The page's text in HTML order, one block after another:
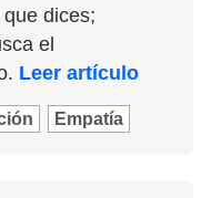
dices;
el
Leer artículo
Empatía